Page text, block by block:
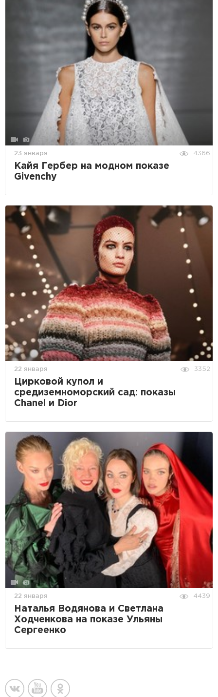
23 января 4366
Кайя Гербер на модном показе
Givenchy
22 января 3352
Цирковой купол и
средиземноморский сад: показы
Chanel и Dior
22 января 4439
Наталья Водянова и Светлана
Ходченкова на показе Ульяны
Сергеенко